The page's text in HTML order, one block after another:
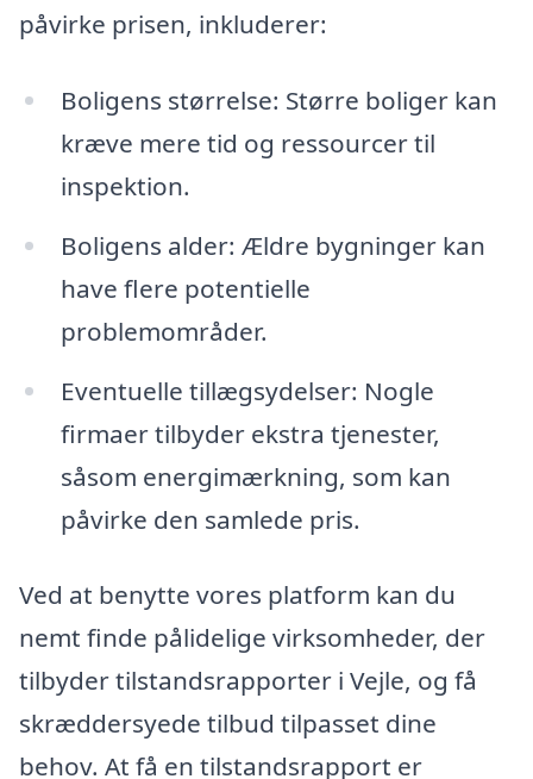
påvirke prisen, inkluderer:
Boligens størrelse: Større boliger kan
kræve mere tid og ressourcer til
inspektion.
Boligens alder: Ældre bygninger kan
have flere potentielle
problemområder.
Eventuelle tillægsydelser: Nogle
firmaer tilbyder ekstra tjenester,
såsom energimærkning, som kan
påvirke den samlede pris.
Ved at benytte vores platform kan du
nemt finde pålidelige virksomheder, der
tilbyder tilstandsrapporter i Vejle, og få
skræddersyede tilbud tilpasset dine
behov. At få en tilstandsrapport er